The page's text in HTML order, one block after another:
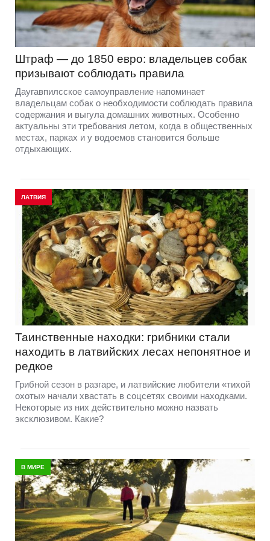
Штраф — до 1850 евро: владельцев собак
призывают соблюдать правила
Даугавпилсское самоуправление напоминает
владельцам собак о необходимости соблюдать правила
содержания и выгула домашних животных. Особенно
актуальны эти требования летом, когда в общественных
местах, парках и у водоемов становится больше
отдыхающих.
ЛАТВИЯ
Таинственные находки: грибники стали
находить в латвийских лесах непонятное и
редкое
Грибной сезон в разгаре, и латвийские любители «тихой
охоты» начали хвастать в соцсетях своими находками.
Некоторые из них действительно можно назвать
эксклюзивом. Какие?
В МИРЕ